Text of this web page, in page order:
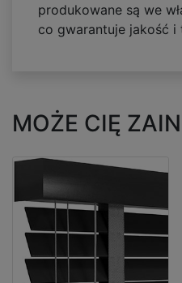
produkowane są we
co gwarantuje jakość i
MOŻE CIĘ